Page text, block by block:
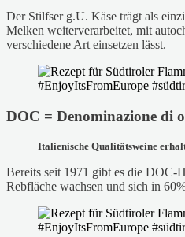
Der Stilfser g.U. Käse trägt als
Melken weiterverarbeitet, mit
verschiedene Art einsetzen lässt.
DOC = Denominazione di
Italienische Qualitätsweine
Bereits seit 1971 gibt es die DOC-
Rebfläche wachsen und sich in